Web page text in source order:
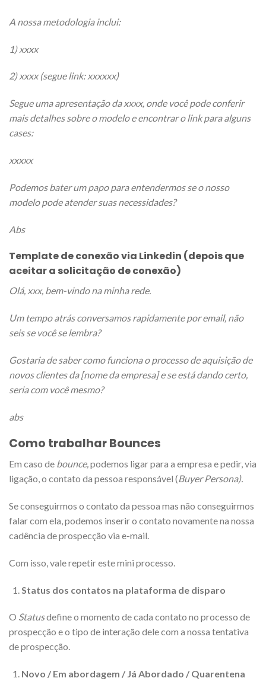
A nossa metodologia inclui:
1) xxxx
2) xxxx (segue link: xxxxxx)
Segue uma apresentação da xxxx, onde você pode conferir
mais detalhes sobre o modelo e encontrar o link para alguns
cases:
xxxxx
Podemos bater um papo para entendermos se o nosso
modelo pode atender suas necessidades?
Abs
Template de conexão via Linkedin (depois que
aceitar a solicitação de conexão)
Olá, xxx, bem-vindo na minha rede.
Um tempo atrás conversamos rapidamente por email, não
seis se você se lembra?
Gostaria de saber como funciona o processo de aquisição de
novos clientes da [nome da empresa] e se está dando certo,
seria com você mesmo?
abs
Como trabalhar Bounces
Em caso de bounce,podemos ligar para a empresa e pedir, via
ligação, o contato da pessoa responsável (Buyer Persona).
Se conseguirmos o contato da pessoa mas não conseguirmos
falar com ela, podemos inserir o contato novamente na nossa
cadência de prospecção via e-mail.
Com isso, vale repetir este mini processo.
Status dos contatos na plataforma de disparo
O Statusdefine o momento de cada contato no processo de
prospecção e o tipo de interação dele com a nossa tentativa
de prospecção.
Novo / Em abordagem / Já Abordado / Quarentena